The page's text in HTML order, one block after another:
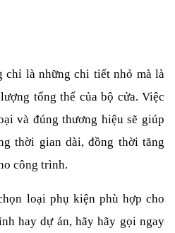
chỉ là những chi tiết nhỏ mà là
tổng thể của bộ cửa. Việc
và đúng thương hiệu sẽ giúp
thời gian dài, đồng thời tăng
công trình.
loại phụ kiện phù hợp cho
hay dự án, hãy hãy gọi ngay